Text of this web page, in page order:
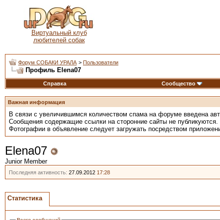
Виртуальный клуб
любителей собак
Форум СОБАКИ УРАЛА > Пользователи
Профиль Elena07
Справка Сообщество
Важная информация
В связи с увеличившимся количеством спама на форуме введена
Сообщения содержащие ссылки на сторонние сайты не публикуются.
Фотографии в объявление следует загружать посредством
Elena07
Junior Member
Последняя активность: 27.09.2012 17:28
Статистика